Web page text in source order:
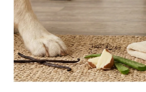
BLOG
SLUŽBY
VÝMĚNA, VRÁCENÍ A REKLAMACE